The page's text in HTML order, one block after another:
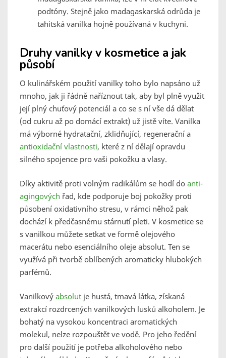
podtóny. Stejně jako madagaskarská odrůda je
tahitská vanilka hojně používaná v kuchyni.
Druhy vanilky v kosmetice a jak
působí
O kulinářském použití vanilky toho bylo napsáno už
mnoho, jak ji řádně naříznout tak, aby byl plně využit
její plný chuťový potenciál a co se s ní vše dá dělat
(od cukru až po domácí extrakt) už jistě víte. Vanilka
má výborné hydratační, zklidňující, regenerační a
antioxidační vlastnosti, které z ní dělají opravdu
silného spojence pro vaši pokožku a vlasy.
Díky aktivitě proti volným radikálům se hodí do anti-
agingových řad, kde podporuje boj pokožky proti
působení oxidativního stresu, v rámci něhož pak
dochází k předčasnému stárnutí pleti. V kosmetice se
s vanilkou můžete setkat ve formě olejového
macerátu nebo esenciálního oleje absolut. Ten se
využívá při tvorbě oblíbených aromaticky hlubokých
parfémů.
Vanilkový absolut je hustá, tmavá látka, získaná
extrakcí rozdrcených vanilkových lusků alkoholem. Je
bohatý na vysokou koncentraci aromatických
molekul, nelze rozpouštět ve vodě. Pro jeho ředění
pro další použití je potřeba alkoholového nebo